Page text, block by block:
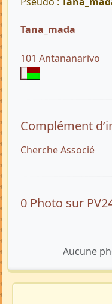
Tana_mada
101 Antananarivo
Complément
Cherche Associé
0 Photo sur
Aucune